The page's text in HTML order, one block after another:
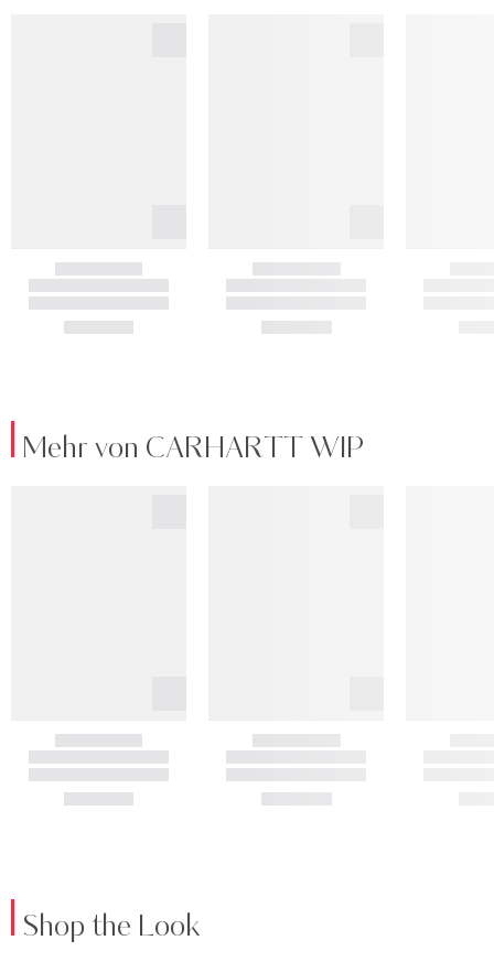
Mehr von CARHARTT WIP
Shop the Look